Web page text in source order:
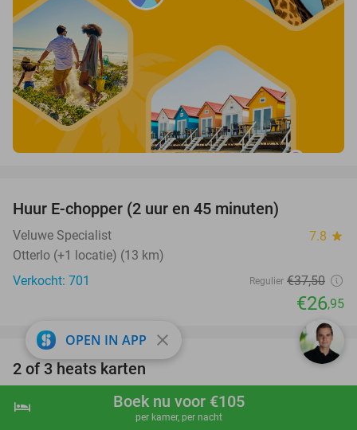
shopping_cart Boek nu
hotel Boek nu voor €105
per kamer, per nacht
Huur E-chopper (2 uur en 45 minuten)
Veluwe Specialist 7.8 star
Otterlo (+1 locatie) (13 km)
Verkocht: 701
Regulier €37,50
€26,95
29%
favorite_border
2 of 3 heats karten
Planet Awesome Nijmegen
Nijmegen (13 km)
OPEN IN APP close